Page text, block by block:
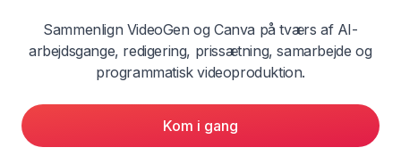
Sammenlign VideoGen og Canva på tværs af AI-
arbejdsgange, redigering, prissætning, samarbejde og
programmatisk videoproduktion.
Kom i gang